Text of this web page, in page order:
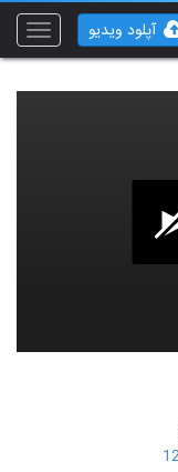
Toggle
آپلود ویدیو